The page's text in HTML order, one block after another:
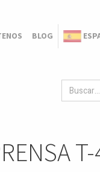
BLOG